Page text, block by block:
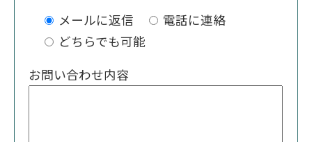
メールに返信
電話に連絡
どちらでも可能
お問い合わせ内容